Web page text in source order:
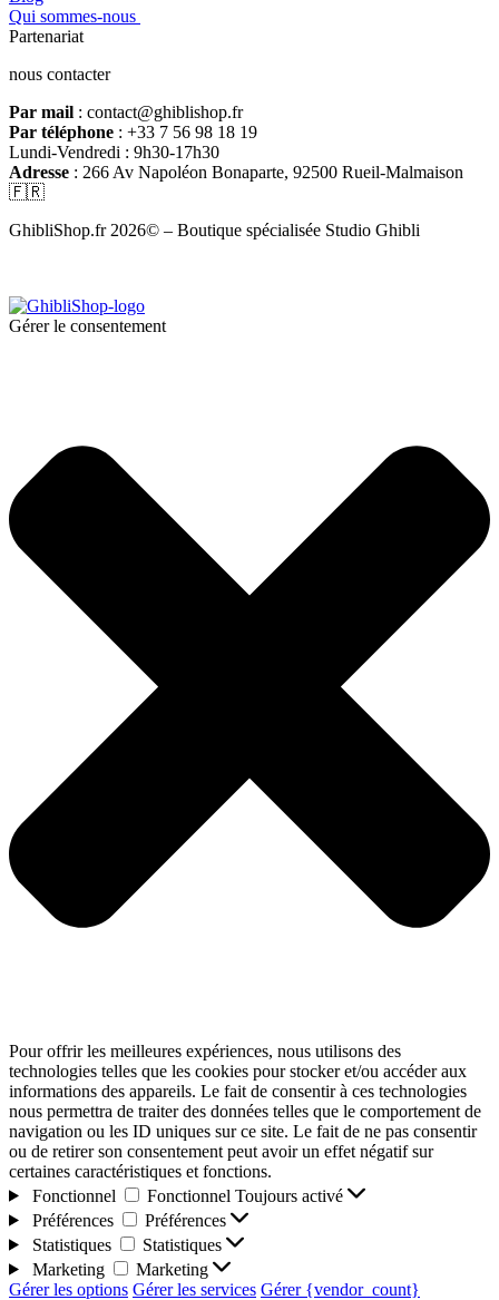
Qui sommes-nous
Partenariat
nous contacter
Par mail : contact@ghiblishop.fr
Par téléphone : +33 7 56 98 18 19
Lundi-Vendredi : 9h30-17h30
Adresse : 266 Av Napoléon Bonaparte, 92500 Rueil-Malmaison
🇫🇷
GhibliShop.fr 2026© – Boutique spécialisée Studio Ghibli
Gérer le consentement
Pour offrir les meilleures expériences, nous utilisons des
technologies telles que les cookies pour stocker et/ou accéder aux
informations des appareils. Le fait de consentir à ces technologies
nous permettra de traiter des données telles que le comportement de
navigation ou les ID uniques sur ce site. Le fait de ne pas consentir
ou de retirer son consentement peut avoir un effet négatif sur
certaines caractéristiques et fonctions.
Fonctionnel
Fonctionnel Toujours activé
Préférences
Préférences
Statistiques
Statistiques
Marketing
Marketing
Gérer les options Gérer les services Gérer {vendor_count}